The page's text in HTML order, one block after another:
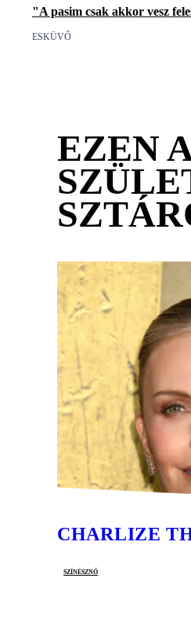
"A pasim csak akkor vesz
ESKÜVŐ
EZEN
CHARLIZE
színésznő